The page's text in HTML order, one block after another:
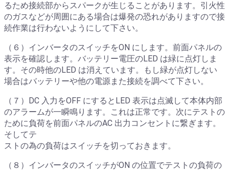
るため接続部からスパークが生じることがあります。引火性
のガスなどが周囲にある場合は爆発の恐れがありますので接
続作業は行わないようにして下さい。
（６）インバータのスイッチをON にします。前面パネルの
表示を確認します。バッテリー電圧のLED は緑に点灯しま
す。その時他のLED は消えています。もし緑が点灯しない
場合はバッテリーや他の電源また接続を調べて下さい。
（７）DC 入力をOFF にするとLED 表示は点滅して本体内部
のアラームが一瞬鳴ります。これは正常です。次にテストの
ために負荷を前面パネルのAC 出力コンセントに繋ぎます。
そしてテ
ストの為の負荷はスイッチを切っておきます。
（８）インバータのスイッチがON の位置でテストの負荷の